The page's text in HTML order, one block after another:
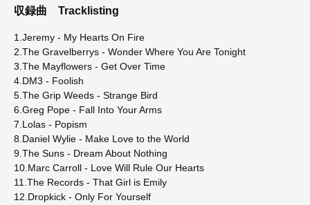
収録曲 Tracklisting
1.Jeremy - My Hearts On Fire
2.The Gravelberrys - Wonder Where You Are Tonight
3.The Mayflowers - Get Over Time
4.DM3 - Foolish
5.The Grip Weeds - Strange Bird
6.Greg Pope - Fall Into Your Arms
7.Lolas - Popism
8.Daniel Wylie - Make Love to the World
9.The Suns - Dream About Nothing
10.Marc Carroll - Love Will Rule Our Hearts
11.The Records - That Girl is Emily
12.Dropkick - Only For Yourself